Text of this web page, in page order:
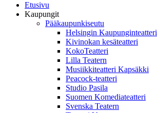
Etusivu
Kaupungit
Pääkaupunkiseutu
Helsingin Kaupunginteatteri
Kivinokan kesäteatteri
KokoTeatteri
Lilla Teatern
Musiikkiteatteri Kapsäkki
Peacock-teatteri
Studio Pasila
Suomen Komediateatteri
Svenska Teatern